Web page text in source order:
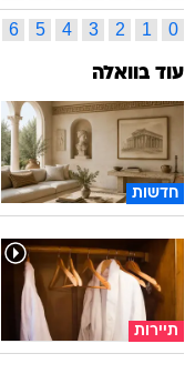
0
1
2
3
4
5
6
עוד בוואלה
חדשות
תיירות